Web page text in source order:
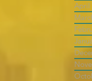
April